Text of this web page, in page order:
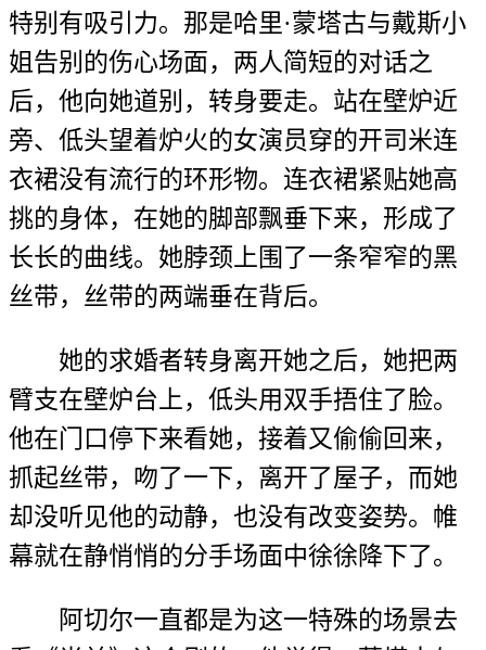
特别有吸引力。那是哈里·蒙塔古与戴斯小
姐告别的伤心场面，两人简短的对话之
后，他向她道别，转身要走。站在壁炉近
旁、低头望着炉火的女演员穿的开司米连
衣裙没有流行的环形物。连衣裙紧贴她高
挑的身体，在她的脚部飘垂下来，形成了
长长的曲线。她脖颈上围了一条窄窄的黑
丝带，丝带的两端垂在背后。
她的求婚者转身离开她之后，她把两
臂支在壁炉台上，低头用双手捂住了脸。
他在门口停下来看她，接着又偷偷回来，
抓起丝带，吻了一下，离开了屋子，而她
却没听见他的动静，也没有改变姿势。帷
幕就在静悄悄的分手场面中徐徐降下了。
阿切尔一直都是为这一特殊的场景去